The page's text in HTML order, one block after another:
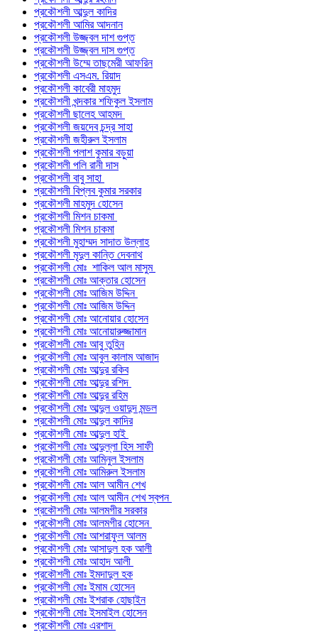
প্রকৌশলী আব্দুল কাদির
প্রকৌশলী আমির আদনান
প্রকৌশলী উজ্জ্বল দাশ গুপ্ত
প্রকৌশলী উজ্জ্বল দাস গুপ্ত
প্রকৌশলী উম্মে তাছমেরী আফরিন
প্রকৌশলী এসএম. রিয়াদ
প্রকৌশলী কাবেরী মাহমুদ
প্রকৌশলী খন্দকার শফিকুল ইসলাম
প্রকৌশলী ছালেহ আহমদ
প্রকৌশলী জয়দেব চন্দ্র সাহা
প্রকৌশলী জহীরুল ইসলাম
প্রকৌশলী পলাশ কুমার বড়ুয়া
প্রকৌশলী পলি রানী দাস
প্রকৌশলী বাবু সাহা
প্রকৌশলী বিপ্লব কুমার সরকার
প্রকৌশলী মাহমুদ হোসেন
প্রকৌশলী মিশন চাকমা
প্রকৌশলী মিশন চাকমা
প্রকৌশলী মুহাম্মদ সাদাত উল্লাহ
প্রকৌশলী মৃদুল কান্তি দেবনাথ
প্রকৌশলী মোঃ শাকিল আল মাসুম
প্রকৌশলী মোঃ আক্তার হোসেন
প্রকৌশলী মোঃ আজিম উদ্দিন
প্রকৌশলী মোঃ আজিম উদ্দিন
প্রকৌশলী মোঃ আনোয়ার হোসেন
প্রকৌশলী মোঃ আনোয়ারুজ্জামান
প্রকৌশলী মোঃ আবু তুহিন
প্রকৌশলী মোঃ আবুল কালাম আজাদ
প্রকৌশলী মোঃ আব্দুর রকিব
প্রকৌশলী মোঃ আব্দুর রশিদ
প্রকৌশলী মোঃ আব্দুর রহিম
প্রকৌশলী মোঃ আব্দুল ওয়াদুদ মন্ডল
প্রকৌশলী মোঃ আব্দুল কাদির
প্রকৌশলী মোঃ আব্দুল হাই
প্রকৌশলী মোঃ আব্দুল্লা হিস সাফী
প্রকৌশলী মোঃ আমিনুল ইসলাম
প্রকৌশলী মোঃ আমিরুল ইসলাম
প্রকৌশলী মোঃ আল আমীন শেখ
প্রকৌশলী মোঃ আল আমীন শেখ স্বপন
প্রকৌশলী মোঃ আলমগীর সরকার
প্রকৌশলী মোঃ আলমগীর হোসেন
প্রকৌশলী মোঃ আশরাফুল আলম
প্রকৌশলী মোঃ আসাদুল হক আলী
প্রকৌশলী মোঃ আহাদ আলী
প্রকৌশলী মোঃ ইমদাদুল হক
প্রকৌশলী মোঃ ইমাম হোসেন
প্রকৌশলী মোঃ ইশরাক হোছাইন
প্রকৌশলী মোঃ ইসমাইল হোসেন
প্রকৌশলী মোঃ এরশাদ